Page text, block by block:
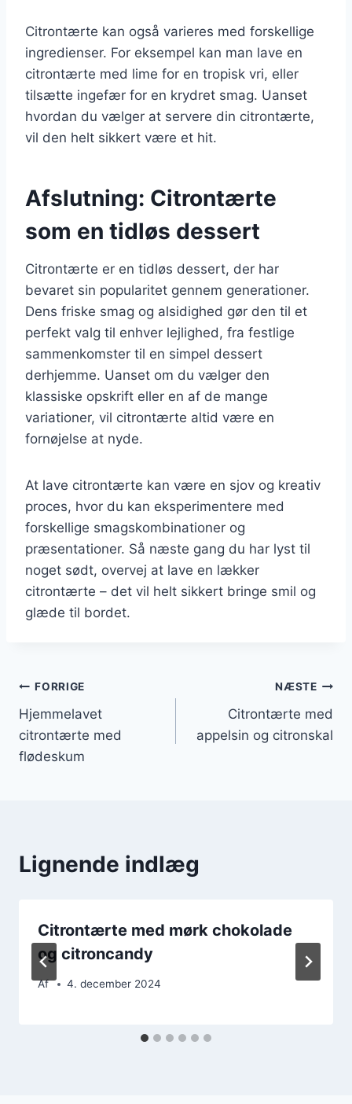
Citrontærte kan også varieres med forskellige
ingredienser. For eksempel kan man lave en
citrontærte med lime for en tropisk vri, eller
tilsætte ingefær for en krydret smag. Uanset
hvordan du vælger at servere din citrontærte,
vil den helt sikkert være et hit.
Afslutning: Citrontærte
som en tidløs dessert
Citrontærte er en tidløs dessert, der har
bevaret sin popularitet gennem generationer.
Dens friske smag og alsidighed gør den til et
perfekt valg til enhver lejlighed, fra festlige
sammenkomster til en simpel dessert
derhjemme. Uanset om du vælger den
klassiske opskrift eller en af de mange
variationer, vil citrontærte altid være en
fornøjelse at nyde.
At lave citrontærte kan være en sjov og kreativ
proces, hvor du kan eksperimentere med
forskellige smagskombinationer og
præsentationer. Så næste gang du har lyst til
noget sødt, overvej at lave en lækker
citrontærte – det vil helt sikkert bringe smil og
glæde til bordet.
Indlægsnavigation
FORRIGE
Hjemmelavet
citrontærte med
flødeskum
NÆSTE
Citrontærte med
appelsin og citronskal
Lignende indlæg
Citrontærte med mørk chokolade
og citroncandy
Af 4. december 2024